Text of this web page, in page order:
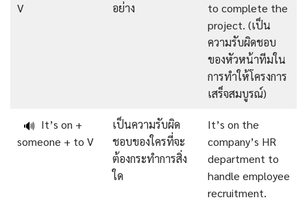
V
อย่าง
to complete the
project. (เป็น
ความรับผิดชอบ
ของหัวหน้าทีมใน
การทำให้โครงการ
เสร็จสมบูรณ์)
🔊 It’s on +
someone + to V
เป็นความรับผิด
ชอบของใครที่จะ
ต้องกระทำการสิ่ง
ใด
It’s on the
company’s HR
department to
handle employee
recruitment.